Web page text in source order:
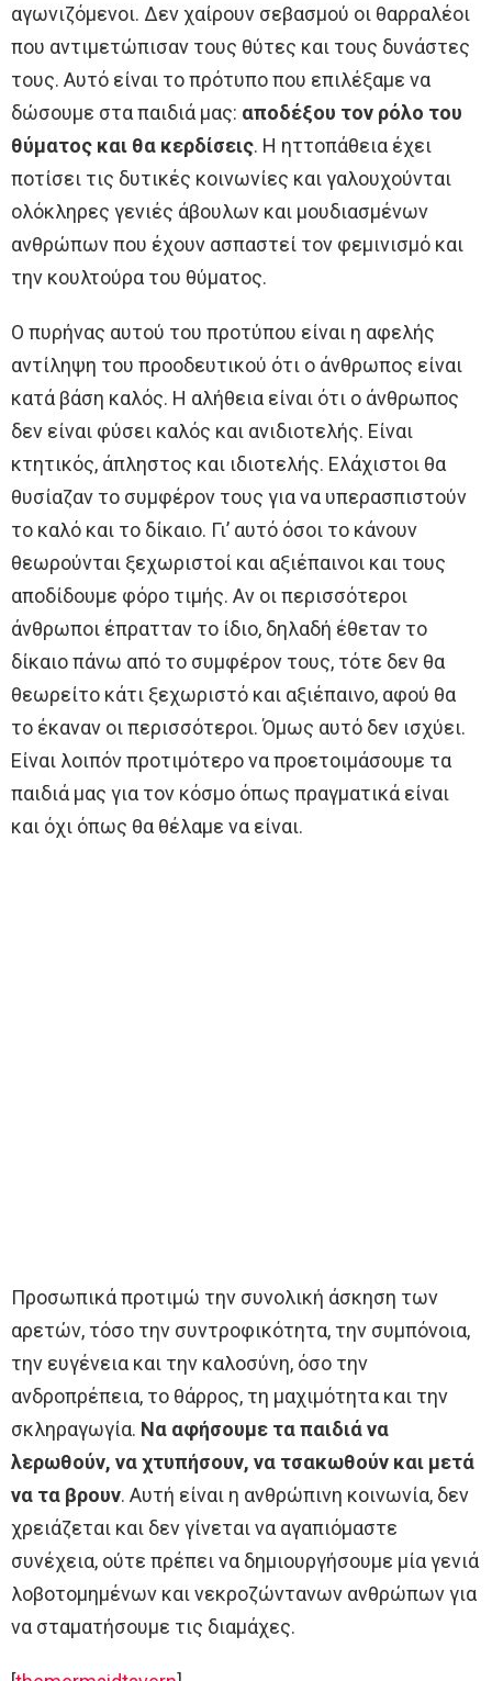
αγωνιζόμενοι. Δεν χαίρουν σεβασμού οι θαρραλέοι
που αντιμετώπισαν τους θύτες και τους δυνάστες
τους. Αυτό είναι το πρότυπο που επιλέξαμε να
δώσουμε στα παιδιά μας: αποδέξου τον ρόλο του
θύματος και θα κερδίσεις. Η ηττοπάθεια έχει
ποτίσει τις δυτικές κοινωνίες και γαλουχούνται
ολόκληρες γενιές άβουλων και μουδιασμένων
ανθρώπων που έχουν ασπαστεί τον φεμινισμό και
την κουλτούρα του θύματος.
Ο πυρήνας αυτού του προτύπου είναι η αφελής
αντίληψη του προοδευτικού ότι ο άνθρωπος είναι
κατά βάση καλός. Η αλήθεια είναι ότι ο άνθρωπος
δεν είναι φύσει καλός και ανιδιοτελής. Είναι
κτητικός, άπληστος και ιδιοτελής. Ελάχιστοι θα
θυσίαζαν το συμφέρον τους για να υπερασπιστούν
το καλό και το δίκαιο. Γι’ αυτό όσοι το κάνουν
θεωρούνται ξεχωριστοί και αξιέπαινοι και τους
αποδίδουμε φόρο τιμής. Αν οι περισσότεροι
άνθρωποι έπρατταν το ίδιο, δηλαδή έθεταν το
δίκαιο πάνω από το συμφέρον τους, τότε δεν θα
θεωρείτο κάτι ξεχωριστό και αξιέπαινο, αφού θα
το έκαναν οι περισσότεροι. Όμως αυτό δεν ισχύει.
Είναι λοιπόν προτιμότερο να προετοιμάσουμε τα
παιδιά μας για τον κόσμο όπως πραγματικά είναι
και όχι όπως θα θέλαμε να είναι.
Προσωπικά προτιμώ την συνολική άσκηση των
αρετών, τόσο την συντροφικότητα, την συμπόνοια,
την ευγένεια και την καλοσύνη, όσο την
ανδροπρέπεια, το θάρρος, τη μαχιμότητα και την
σκληραγωγία. Να αφήσουμε τα παιδιά να
λερωθούν, να χτυπήσουν, να τσακωθούν και μετά
να τα βρουν. Αυτή είναι η ανθρώπινη κοινωνία, δεν
χρειάζεται και δεν γίνεται να αγαπιόμαστε
συνέχεια, ούτε πρέπει να δημιουργήσουμε μία γενιά
λοβοτομημένων και νεκροζώντανων ανθρώπων για
να σταματήσουμε τις διαμάχες.